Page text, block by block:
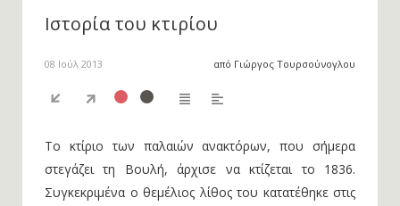
Ιστορία του κτιρίου
08 Ιούλ 2013 από Γιώργος Τουρσούνογλου
Το κτίριο των παλαιών ανακτόρων, που σήμερα
στεγάζει τη Βουλή, άρχισε να κτίζεται το 1836.
Συγκεκριμένα ο θεμέλιος λίθος του κατατέθηκε στις